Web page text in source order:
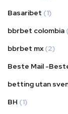
Basaribet (1)
bbrbet colombia
bbrbet mx (2)
Beste Mail -
betting utan
BH (1)